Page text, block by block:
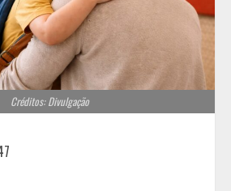
Créditos: Divulgação